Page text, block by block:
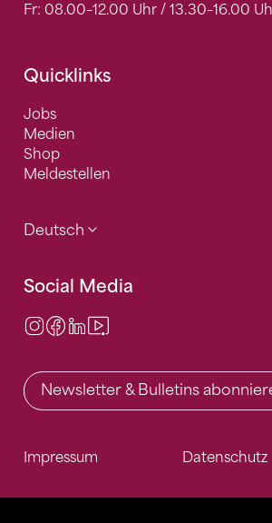
Fr: 08.00–12.00 Uhr / 13.30–16.00
Quicklinks
Jobs
Medien
Shop
Meldestellen
Deutsch
Social Media
Instagram
Facebook
LinkedIn
Newsletter & Bulletins
Impressum Datenschutz